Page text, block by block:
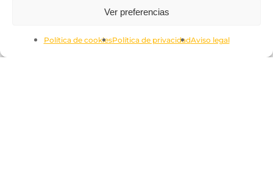
Ver preferencias
Política de cookiesPolítica de privacidadAviso legal